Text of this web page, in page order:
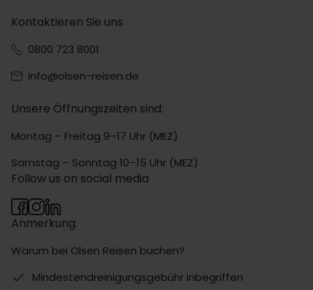
Kontaktieren Sie uns
0800 723 8001
info@olsen-reisen.de
Unsere Öffnungszeiten sind:
Montag – Freitag 9–17 Uhr (MEZ)
Samstag – Sonntag 10–15 Uhr (MEZ)
Anmerkung:
Warum bei Olsen Reisen buchen?
Mindestendreinigungsgebühr inbegriffen
Follow us on social media